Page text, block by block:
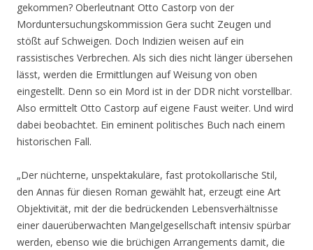
gekommen? Oberleutnant Otto Castorp von der
Morduntersuchungskommission Gera sucht Zeugen und
stößt auf Schweigen. Doch Indizien weisen auf ein
rassistisches Verbrechen. Als sich dies nicht länger übersehen
lässt, werden die Ermittlungen auf Weisung von oben
eingestellt. Denn so ein Mord ist in der DDR nicht vorstellbar.
Also ermittelt Otto Castorp auf eigene Faust weiter. Und wird
dabei beobachtet. Ein eminent politisches Buch nach einem
historischen Fall.
„Der nüchterne, unspektakuläre, fast protokollarische Stil,
den Annas für diesen Roman gewählt hat, erzeugt eine Art
Objektivität, mit der die bedrückenden Lebensverhältnisse
einer dauerüberwachten Mangelgesellschaft intensiv spürbar
werden, ebenso wie die brüchigen Arrangements damit, die